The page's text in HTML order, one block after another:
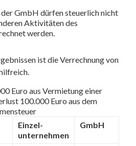
GmbH dürfen steuerlich nicht
Aktivitäten des
werden.
ist die Verrechnung von
Euro aus Vermietung einer
100.000 Euro aus dem
Einzel­
unternehmen
GmbH